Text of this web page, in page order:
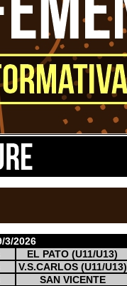
3/2026
EL PATO (U11/U13)
V.S.CARLOS (U11/U13)
SAN VICENTE